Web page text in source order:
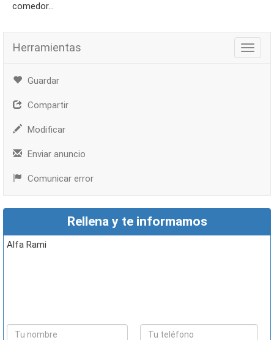
comedor...
Herramientas
Guardar
Compartir
Modificar
Enviar anuncio
Comunicar error
Rellena y te informamos
Alfa Rami